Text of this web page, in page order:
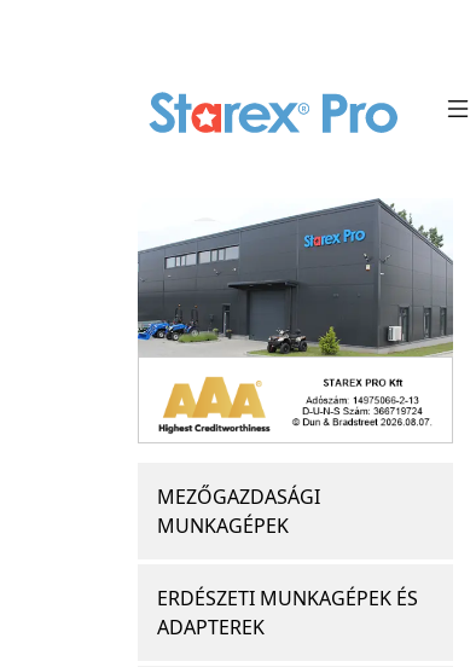
MEZŐGAZDASÁGI
MUNKAGÉPEK
ERDÉSZETI MUNKAGÉPEK ÉS
ADAPTEREK